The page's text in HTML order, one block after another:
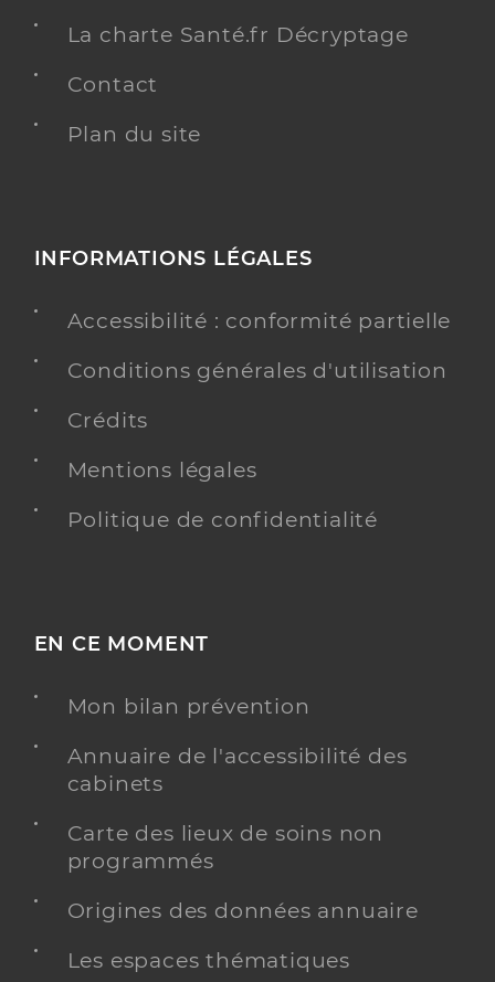
La charte Santé.fr Décryptage
Contact
Plan du site
INFORMATIONS LÉGALES
Accessibilité : conformité partielle
Conditions générales d'utilisation
Crédits
Mentions légales
Politique de confidentialité
EN CE MOMENT
Mon bilan prévention
Annuaire de l'accessibilité des
cabinets
Carte des lieux de soins non
programmés
Origines des données annuaire
Les espaces thématiques